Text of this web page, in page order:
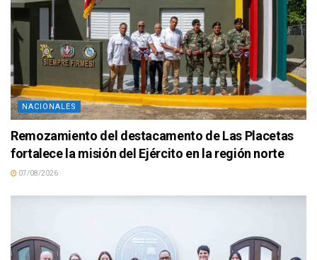
NACIONALES
Remozamiento del destacamento de Las Placetas
fortalece la misión del Ejército en la región norte
07/08/2026